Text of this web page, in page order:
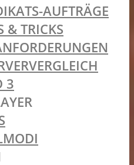
AUFTRÄGE
& TRICKS
3